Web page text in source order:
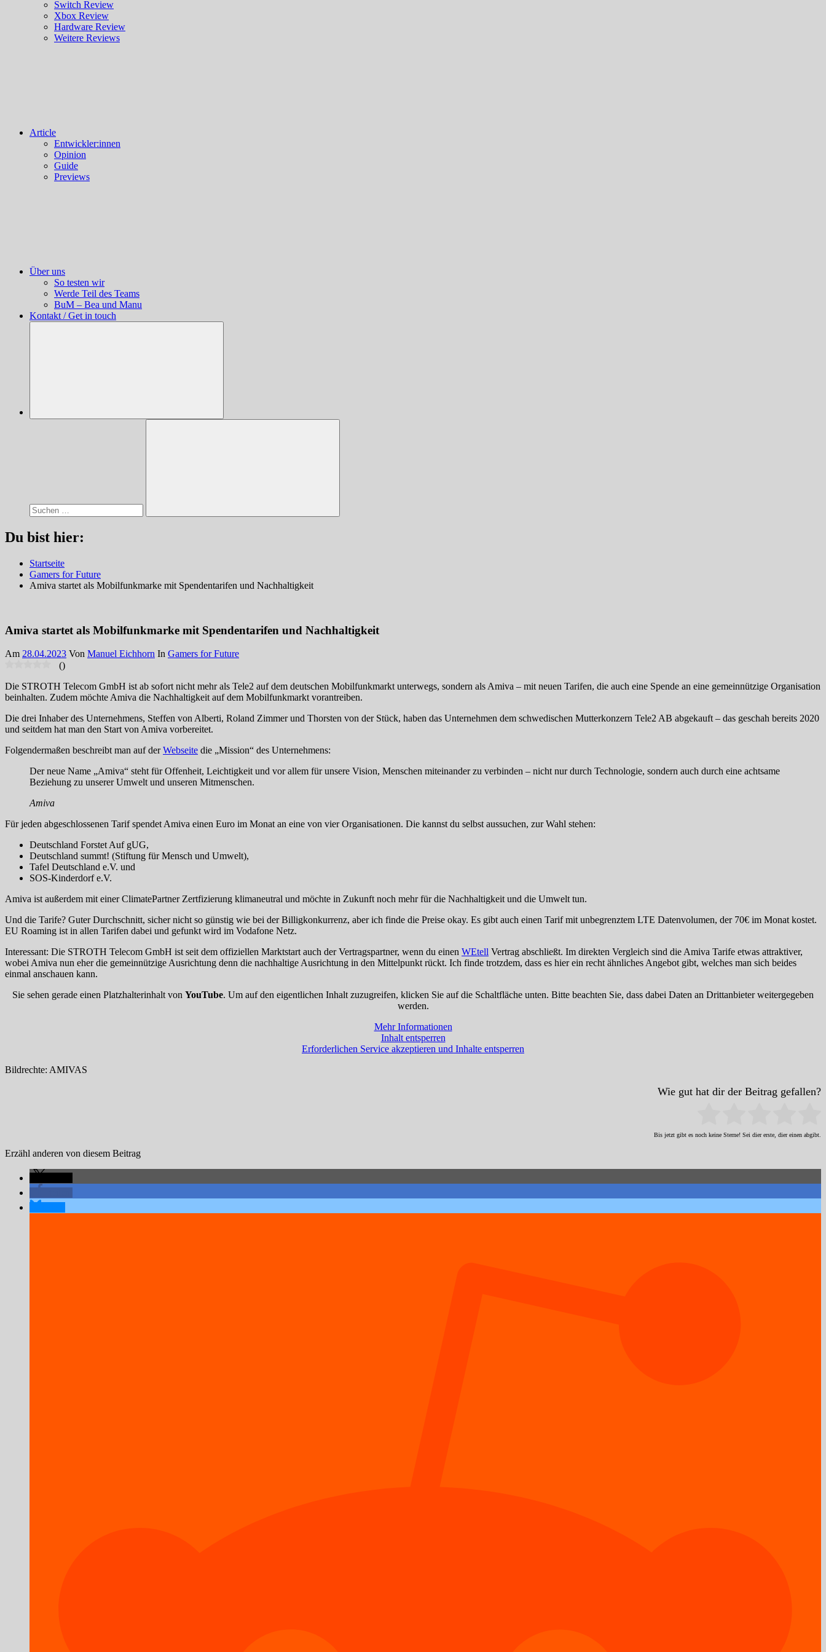
Switch Review
Xbox Review
Hardware Review
Weitere Reviews
Article
Entwickler:innen
Opinion
Guide
Previews
Über uns
So testen wir
Werde Teil des Teams
BuM – Bea und Manu
Kontakt / Get in touch
Suchen
Du bist hier:
Startseite
Gamers for Future
Amiva startet als Mobilfunkmarke mit Spendentarifen und Nachhaltigkeit
Amiva startet als Mobilfunkmarke mit Spendentarifen und Nachhaltigkeit
Am 28.04.2023 Von Manuel Eichhorn In Gamers for Future
()
Die STROTH Telecom GmbH ist ab sofort nicht mehr als Tele2 auf dem deutschen Mobilfunkmarkt unterwegs, sondern als Amiva – mit neuen Tarifen, die auch eine Spende an eine gemeinnützige Organisation
beinhalten. Zudem möchte Amiva die Nachhaltigkeit auf dem Mobilfunkmarkt vorantreiben.
Die drei Inhaber des Unternehmens, Steffen von Alberti, Roland Zimmer und Thorsten von der Stück, haben das Unternehmen dem schwedischen Mutterkonzern Tele2 AB abgekauft – das geschah bereits 2020
und seitdem hat man den Start von Amiva vorbereitet.
Folgendermaßen beschreibt man auf derWebseite die „Mission“ des Unternehmens:
Der neue Name „Amiva“ steht für Offenheit, Leichtigkeit und vor allem für unsere Vision, Menschen miteinander zu verbinden – nicht nur durch Technologie, sondern auch durch eine achtsame
Beziehung zu unserer Umwelt und unseren Mitmenschen.
Amiva
Für jeden abgeschlossenen Tarif spendet Amiva einen Euro im Monat an eine von vier Organisationen. Die kannst du selbst aussuchen, zur Wahl stehen:
Deutschland Forstet Auf gUG,
Deutschland summt! (Stiftung für Mensch und Umwelt),
Tafel Deutschland e.V. und
SOS-Kinderdorf e.V.
Amiva ist außerdem mit einer ClimatePartner Zertfizierung klimaneutral und möchte in Zukunft noch mehr für die Nachhaltigkeit und die Umwelt tun.
Und die Tarife? Guter Durchschnitt, sicher nicht so günstig wie bei der Billigkonkurrenz, aber ich finde die Preise okay. Es gibt auch einen Tarif mit unbegrenztem LTE Datenvolumen, der 70€ im Monat kostet.
EU Roaming ist in allen Tarifen dabei und gefunkt wird im Vodafone Netz.
Interessant: Die STROTH Telecom GmbH ist seit dem offiziellen Marktstart auch der Vertragspartner, wenn du einen WEtell Vertrag abschließt. Im direkten Vergleich sind die Amiva Tarife etwas attraktiver,
wobei Amiva nun eher die gemeinnützige Ausrichtung denn die nachhaltige Ausrichtung in den Mittelpunkt rückt. Ich finde trotzdem, dass es hier ein recht ähnliches Angebot gibt, welches man sich beides
einmal anschauen kann.
Sie sehen gerade einen Platzhalterinhalt von YouTube. Um auf den eigentlichen Inhalt zuzugreifen, klicken Sie auf die Schaltfläche unten. Bitte beachten Sie, dass dabei Daten an Drittanbieter weitergegeben
werden.
Mehr Informationen
Inhalt entsperren
Erforderlichen Service akzeptieren und Inhalte entsperren
Bildrechte: AMIVAS
Wie gut hat dir der Beitrag gefallen?
Bis jetzt gibt es noch keine Sterne! Sei dier erste, dier einen abgibt.
Erzähl anderen von diesem Beitrag